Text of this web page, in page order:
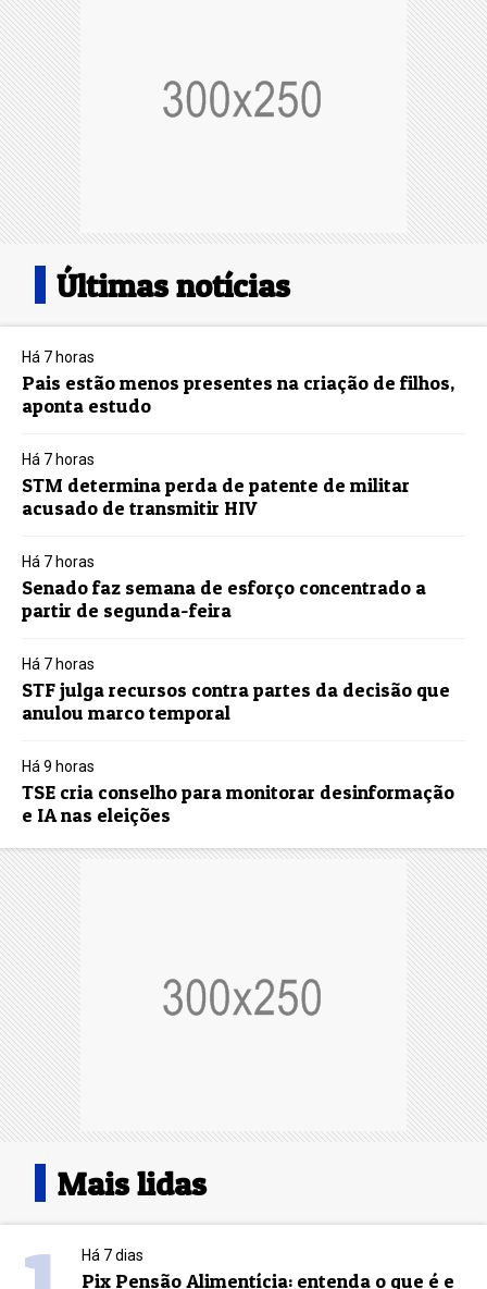
Últimas notícias
Há 7 horas
Pais estão menos presentes na criação de filhos,
aponta estudo
Há 7 horas
STM determina perda de patente de militar
acusado de transmitir HIV
Há 7 horas
Senado faz semana de esforço concentrado a
partir de segunda-feira
Há 7 horas
STF julga recursos contra partes da decisão que
anulou marco temporal
Há 9 horas
TSE cria conselho para monitorar desinformação
e IA nas eleições
Mais lidas
Há 7 dias
Pix Pensão Alimentícia: entenda o que é e